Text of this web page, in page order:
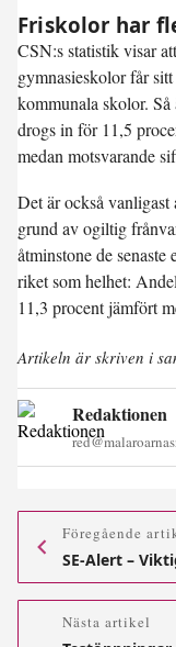
Friskolor har
CSN:s statistik visar
gymnasieskolor får
kommunala skolor.
drogs in för 11,5
medan motsvarande
Det är också
grund av ogiltig
åtminstone de
riket som helhet:
11,3 procent jämfört
Artikeln är skriven i
Redaktionen
Föregående
SE-Alert –
Nästa artikel